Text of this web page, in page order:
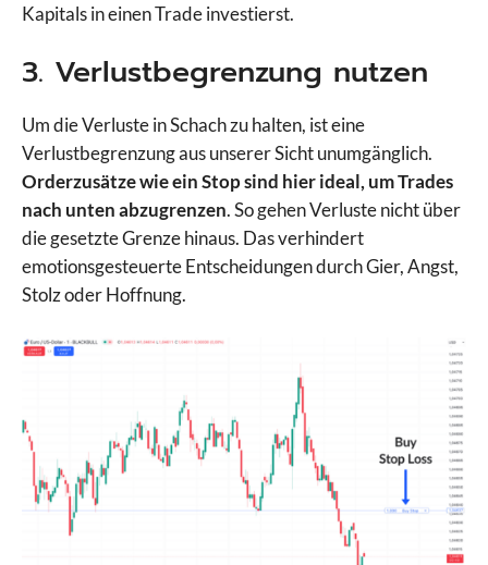
Kapitals in einen Trade investierst.
3. Verlustbegrenzung nutzen
Um die Verluste in Schach zu halten, ist eine
Verlustbegrenzung aus unserer Sicht unumgänglich.
Orderzusätze wie ein Stop sind hier ideal, um Trades
nach unten abzugrenzen. So gehen Verluste nicht über
die gesetzte Grenze hinaus. Das verhindert
emotionsgesteuerte Entscheidungen durch Gier, Angst,
Stolz oder Hoffnung.